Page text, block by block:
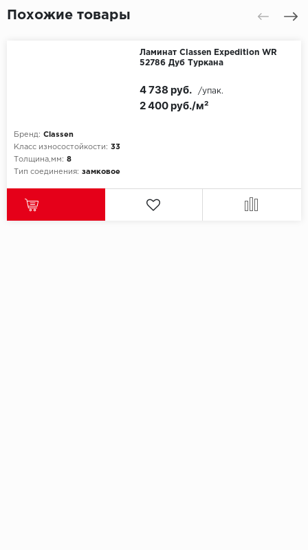
Похожие товары
Ламинат Classen Expedition WR
52786 Дуб Туркана
Бренд: Classen
Класс износостойкости: 33
Толщина,мм: 8
Тип соединения: замковое
2 400 руб./м²
4 738 руб. /упак.